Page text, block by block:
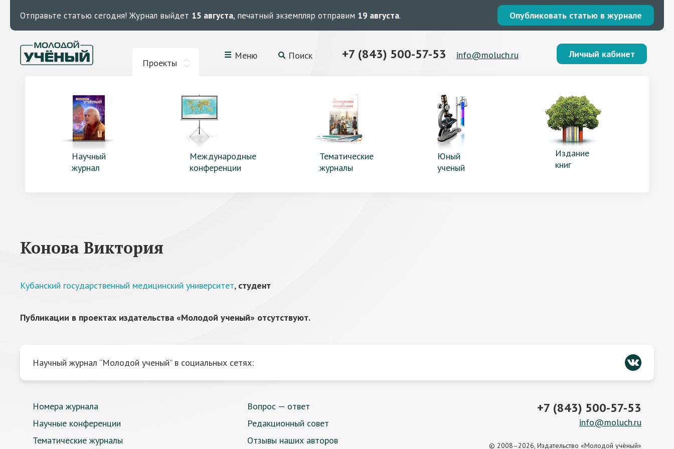
Отправьте статью сегодня! Журнал выйдет 15 августа, печатный экземпляр отправим 19 августа. Опубликовать статью в журнале
Проекты
Меню Поиск +7 (843) 500-57-53 info@moluch.ru Личный кабинет
Научный
журнал
Международные
конференции
Тематические
журналы
Юный
ученый
Издание
книг
Конова Виктория
Кубанский государственный медицинский университет, студент
Публикации в проектах издательства «Молодой ученый» отсутствуют.
Научный журнал “Молодой ученый” в социальных сетях:
Номера журнала
Научные конференции
Тематические журналы
Вопрос — ответ
Редакционный совет
Отзывы наших авторов
+7 (843) 500-57-53
info@moluch.ru
© 2008–2026, Издательство «Молодой учёный»